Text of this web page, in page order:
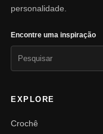
personalidade.
Encontre uma inspiração
EXPLORE
Crochê